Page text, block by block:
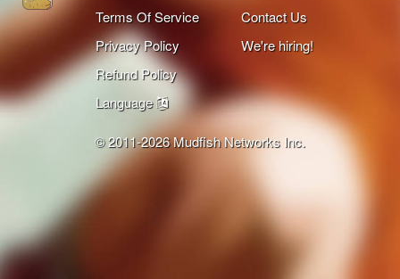
Terms Of Service
Privacy Policy
Refund Policy
Language
Contact Us
We're hiring!
© 2011-2026 Mudfish Networks Inc.